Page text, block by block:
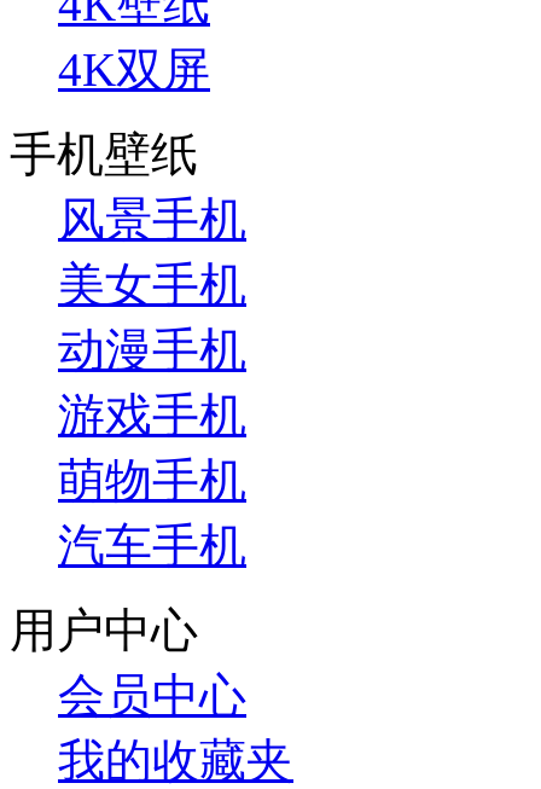
4K双屏
手机壁纸
风景手机
美女手机
动漫手机
游戏手机
萌物手机
汽车手机
用户中心
会员中心
我的收藏夹